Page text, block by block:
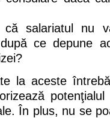
salariatul nu
ce depune
la aceste
În plus, nu se